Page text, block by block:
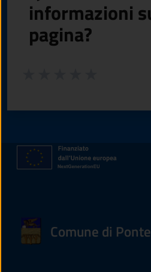
informazioni
pagina?
Comune di